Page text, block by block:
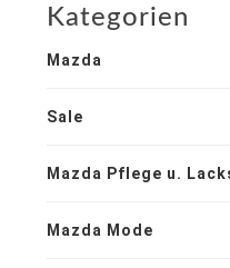
Kategorien
Mazda
Sale
Mazda Pflege u.
Mazda Mode